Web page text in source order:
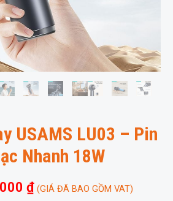
USAMS LU03 – Pin
Nhanh 18W
₫ (GIÁ ĐÃ BAO GỒM VAT)